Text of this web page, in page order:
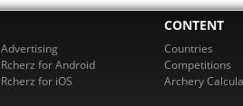
Advertising
Rcherz for Android
Rcherz for iOS
CONTENT
Countries
Competitions
Archery